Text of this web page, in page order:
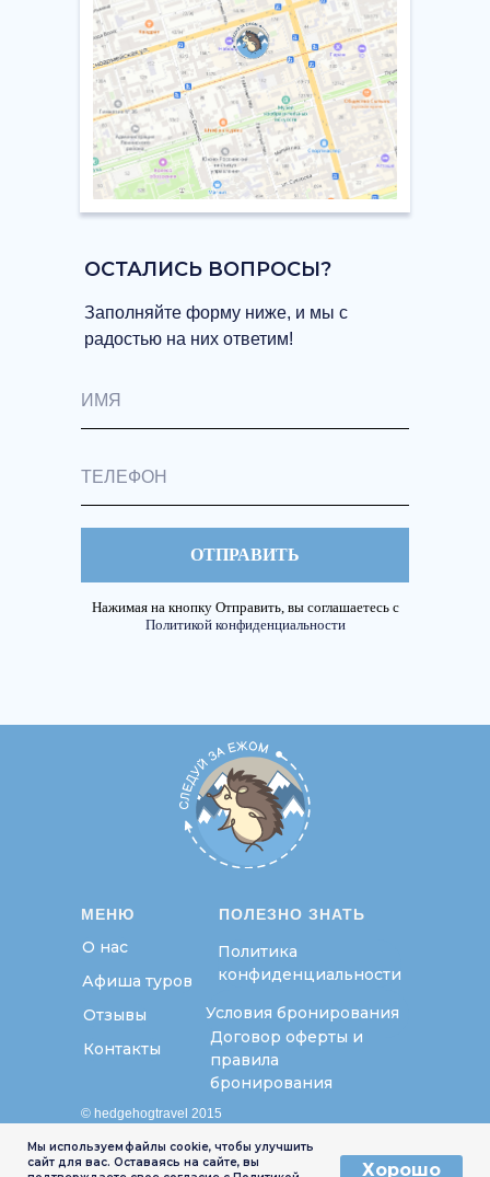
Заполняйте форму ниже, и мы с
радостью на них ответим!
ОСТАЛИСЬ ВОПРОСЫ?
ОТПРАВИТЬ
Нажимая на кнопку Отправить, вы соглашаетесь с
Политикой конфиденциальности
© hedgehogtravel 2015
ИП Срабян Евгения Амаяковна
ОГРНИП 321619600112181
МЕНЮ ПОЛЕЗНО ЗНАТЬ
О нас
Афиша туров
Отзывы
Контакты
Политика
конфиденциальности
Условия бронирования
Договор оферты и
правила
бронирования
Мы используем файлы cookie, чтобы улучшить
сайт для вас. Оставаясь на сайте, вы
Хорошо